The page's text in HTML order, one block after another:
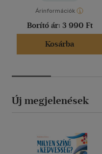
Árinformációk
Borító ár: 3 990 Ft
Kosárba
Új megjelenések